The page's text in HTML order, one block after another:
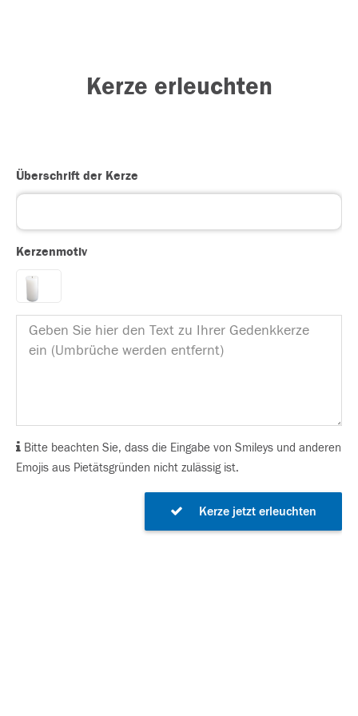
Kerze erleuchten
Überschrift der Kerze
Kerzenmotiv
Bitte beachten Sie, dass die Eingabe von Smileys und anderen
Emojis aus Pietätsgründen nicht zulässig ist.
Kerze jetzt erleuchten